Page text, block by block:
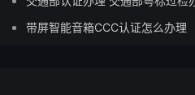
带屏智能音箱CCC认证怎么办理